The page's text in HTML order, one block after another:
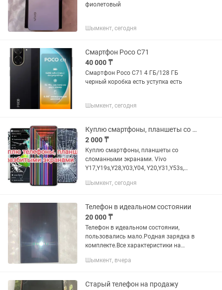
фиолетовый
Шымкент, сегодня
Смартфон Poco C71
40 000 ₸
Смартфон Poco C71 4 ГБ/128 ГБ
черный коробка есть уступка есть
Шымкент, сегодня
Куплю смартфоны, планшеты со сломанными экранами
2 000 ₸
Куплю смартфоны, планшеты со
сломанными экранами. Vivo
Y17,Y19s,Y28,Y03,Y04, Y20,Y31,Y53s,
А3,А3х,А5,note 8,9,Oppo A3,
Шымкент, сегодня
Телефон в идеальном состоянии
20 000 ₸
Телефон в идеальном состоянии,
пользовались мало.Родная зарядка в
комплекте.Все характеристики на
вставить флешку.Объем встроенной
Шымкент, вчера
Старый телефон на продажу